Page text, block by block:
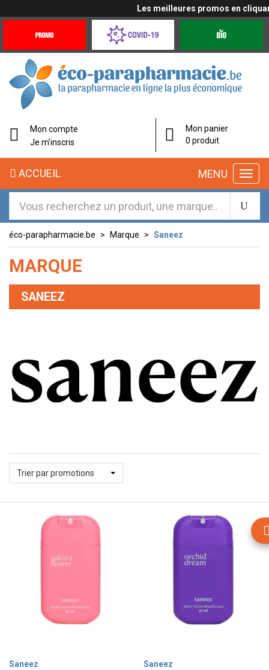
Les meilleures promos en
Offres
Coronavirus
éco-
parapharmacie.fr
éco-
parapharmacie.fr
Mon compte
Je m’inscris
Mon panier
0 produit
MENU
ACCUEIL
éco-parapharmacie.be Marque Saneez
MARQUE
SANEEZ
Trier par promotions
Saneez
Saneez